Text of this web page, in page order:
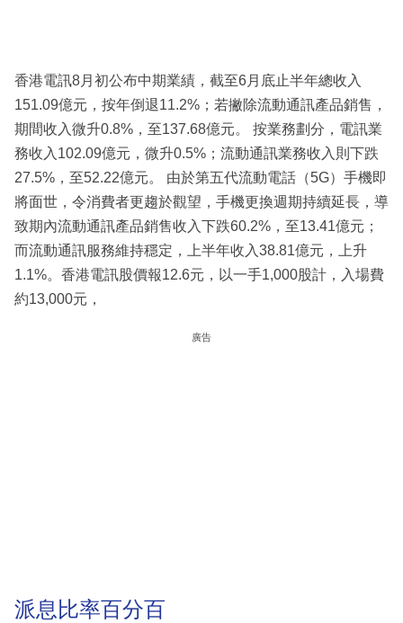
香港電訊8月初公布中期業績，截至6月底止半年總收入
151.09億元，按年倒退11.2%；若撇除流動通訊產品銷售，
期間收入微升0.8%，至137.68億元。 按業務劃分，電訊業
務收入102.09億元，微升0.5%；流動通訊業務收入則下跌
27.5%，至52.22億元。 由於第五代流動電話（5G）手機即
將面世，令消費者更趨於觀望，手機更換週期持續延長，導
致期內流動通訊產品銷售收入下跌60.2%，至13.41億元；
而流動通訊服務維持穩定，上半年收入38.81億元，上升
1.1%。香港電訊股價報12.6元，以一手1,000股計，入場費
約13,000元，
廣告
派息比率百分百